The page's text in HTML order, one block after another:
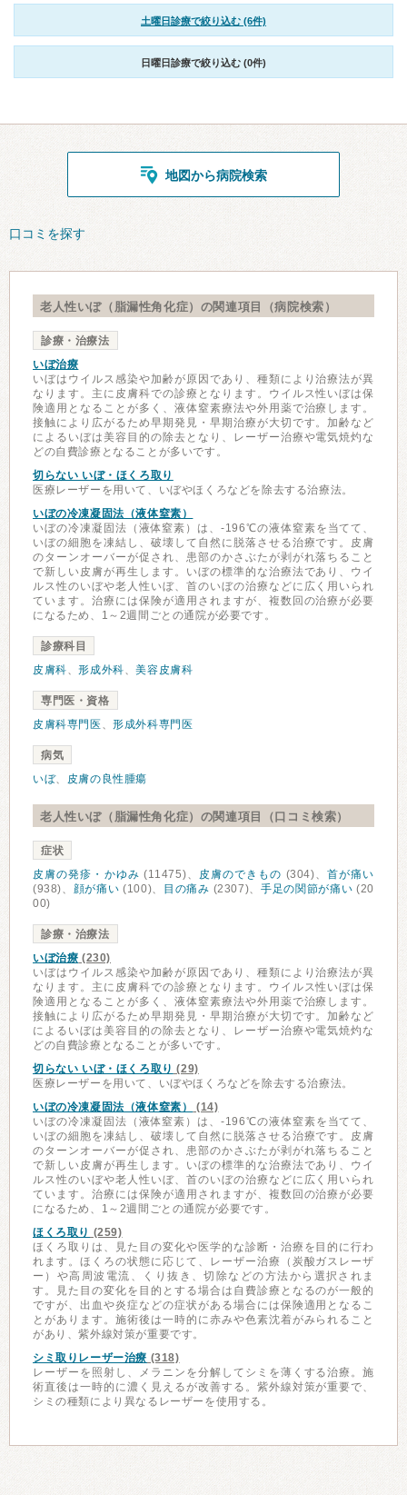
土曜日診療で絞り込む (6件)
日曜日診療で絞り込む (0件)
地図から病院検索
口コミを探す
老人性いぼ（脂漏性角化症）の関連項目（病院検索）
診療・治療法
いぼ治療
いぼはウイルス感染や加齢が原因であり、種類により治療法が異
なります。主に皮膚科での診療となります。ウイルス性いぼは保
険適用となることが多く、液体窒素療法や外用薬で治療します。
接触により広がるため早期発見・早期治療が大切です。加齢など
によるいぼは美容目的の除去となり、レーザー治療や電気焼灼な
どの自費診療となることが多いです。
切らない いぼ・ほくろ取り
医療レーザーを用いて、いぼやほくろなどを除去する治療法。
いぼの冷凍凝固法（液体窒素）
いぼの冷凍凝固法（液体窒素）は、-196℃の液体窒素を当てて、
いぼの細胞を凍結し、破壊して自然に脱落させる治療です。皮膚
のターンオーバーが促され、患部のかさぶたが剥がれ落ちること
で新しい皮膚が再生します。いぼの標準的な治療法であり、ウイ
ルス性のいぼや老人性いぼ、首のいぼの治療などに広く用いられ
ています。治療には保険が適用されますが、複数回の治療が必要
になるため、1～2週間ごとの通院が必要です。
診療科目
皮膚科、形成外科、美容皮膚科
専門医・資格
皮膚科専門医 、形成外科専門医
病気
いぼ、 皮膚の良性腫瘍
老人性いぼ（脂漏性角化症）の関連項目（口コミ検索）
症状
皮膚の発疹・かゆみ (11475)、 皮膚のできもの (304)、首が痛い
(938)、 顔が痛い (100)、 目の痛み (2307)、 手足の関節が痛い (20
00)
診療・治療法
いぼ治療 (230)
いぼはウイルス感染や加齢が原因であり、種類により治療法が異
なります。主に皮膚科での診療となります。ウイルス性いぼは保
険適用となることが多く、液体窒素療法や外用薬で治療します。
接触により広がるため早期発見・早期治療が大切です。加齢など
によるいぼは美容目的の除去となり、レーザー治療や電気焼灼な
どの自費診療となることが多いです。
切らない いぼ・ほくろ取り (29)
医療レーザーを用いて、いぼやほくろなどを除去する治療法。
いぼの冷凍凝固法（液体窒素）
(14)
いぼの冷凍凝固法（液体窒素）は、-196℃の液体窒素を当てて、
いぼの細胞を凍結し、破壊して自然に脱落させる治療です。皮膚
のターンオーバーが促され、患部のかさぶたが剥がれ落ちること
で新しい皮膚が再生します。いぼの標準的な治療法であり、ウイ
ルス性のいぼや老人性いぼ、首のいぼの治療などに広く用いられ
ています。治療には保険が適用されますが、複数回の治療が必要
になるため、1～2週間ごとの通院が必要です。
ほくろ取り (259)
ほくろ取りは、見た目の変化や医学的な診断・治療を目的に行わ
れます。ほくろの状態に応じて、レーザー治療（炭酸ガスレーザ
ー）や高周波電流、くり抜き、切除などの方法から選択されま
す。見た目の変化を目的とする場合は自費診療となるのが一般的
ですが、出血や炎症などの症状がある場合には保険適用となるこ
とがあります。施術後は一時的に赤みや色素沈着がみられること
があり、紫外線対策が重要です。
シミ取りレーザー治療 (318)
レーザーを照射し、メラニンを分解してシミを薄くする治療。施
術直後は一時的に濃く見えるが改善する。紫外線対策が重要で、
シミの種類により異なるレーザーを使用する。